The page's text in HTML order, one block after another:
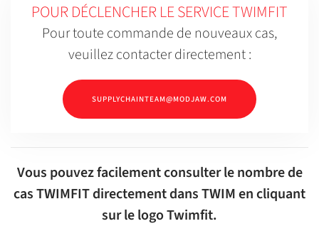
POUR DÉCLENCHER LE SERVICE TWIMFIT
Pour toute commande de nouveaux cas,
veuillez contacter directement :
SUPPLYCHAINTEAM@MODJAW.COM
Vous pouvez facilement consulter le nombre de
cas TWIMFIT directement dans TWIM en cliquant
sur le logo Twimfit.